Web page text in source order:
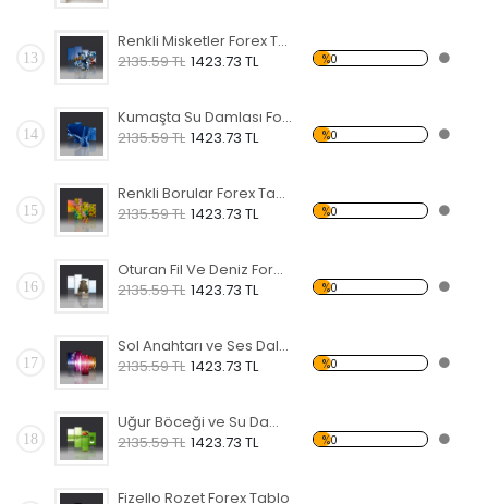
13
Renkli Misketler Forex Tablo
2135.59 TL 1423.73 TL %0
14
Kumaşta Su Damlası Forex Tablo
2135.59 TL 1423.73 TL %0
15
Renkli Borular Forex Tablo
2135.59 TL 1423.73 TL %0
16
Oturan Fil Ve Deniz Forex Tablo
2135.59 TL 1423.73 TL %0
17
Sol Anahtarı ve Ses Dalgası Forex Tablo
2135.59 TL 1423.73 TL %0
18
Uğur Böceği ve Su Damlası Forex Tablo
2135.59 TL 1423.73 TL %0
Fizello Rozet Forex Tablo